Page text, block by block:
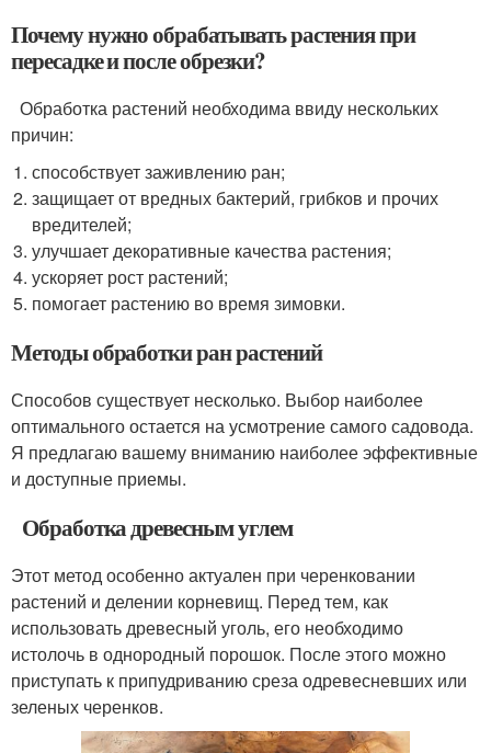
Почему нужно обрабатывать растения при
пересадке и после обрезки?
Обработка растений необходима ввиду нескольких
причин:
способствует заживлению ран;
защищает от вредных бактерий, грибков и прочих
вредителей;
улучшает декоративные качества растения;
ускоряет рост растений;
помогает растению во время зимовки.
Методы обработки ран растений
Способов существует несколько. Выбор наиболее
оптимального остается на усмотрение самого садовода.
Я предлагаю вашему вниманию наиболее эффективные
и доступные приемы.
Обработка древесным углем
Этот метод особенно актуален при черенковании
растений и делении корневищ. Перед тем, как
использовать древесный уголь, его необходимо
истолочь в однородный порошок. После этого можно
приступать к припудриванию среза одревесневших или
зеленых черенков.